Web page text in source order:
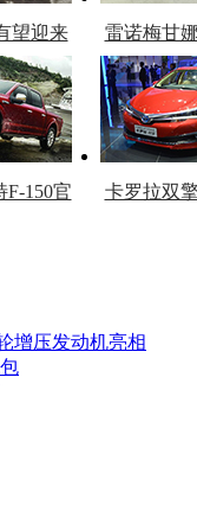
望迎来
雷诺梅甘
官
F-150官
卡罗拉双
乳无惧
增压发动机亮相
资SUV
迪QX50